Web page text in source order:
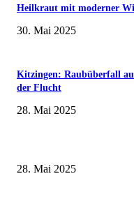
Heilkraut mit moderner
30. Mai 2025
Kitzingen: Raubüberfall
der Flucht
28. Mai 2025
28. Mai 2025